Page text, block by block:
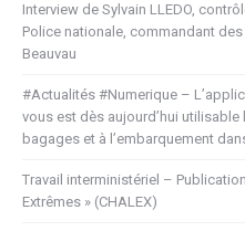
Interview de Sylvain LLEDO,
Police nationale, commandant
Beauvau
#Actualités #Numerique –
vous est dès aujourd’hui
bagages et à l’embarquement
Travail interministériel –
Extrêmes » (CHALEX)